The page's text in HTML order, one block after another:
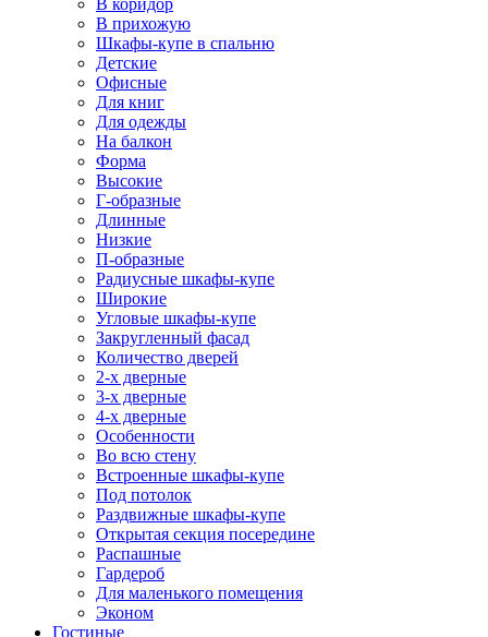
В коридор
В прихожую
Шкафы-купе в спальню
Детские
Офисные
Для книг
Для одежды
На балкон
Форма
Высокие
Г-образные
Длинные
Низкие
П-образные
Радиусные шкафы-купе
Широкие
Угловые шкафы-купе
Закругленный фасад
Количество дверей
2-х дверные
3-х дверные
4-х дверные
Особенности
Во всю стену
Встроенные шкафы-купе
Под потолок
Раздвижные шкафы-купе
Открытая секция посередине
Распашные
Гардероб
Для маленького помещения
Эконом
Гостиные